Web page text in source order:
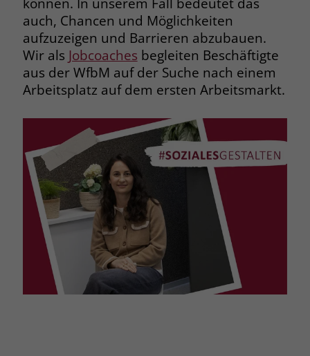
auch, Chancen und Möglichkeiten
aufzuzeigen und Barrieren abzubauen.
Wir als Jobcoaches begleiten Beschäftigte
aus der WfbM auf der Suche nach einem
Arbeitsplatz auf dem ersten Arbeitsmarkt.
welche Werbeanzeige geklickt wurde,
sodass erzielte Erfolge wie z.B.
Bestellungen oder Kontaktanfragen der
Anzeige zugewiesen werden können.
Name _gcl_dc
Google Ads
Laufzeit 90 Tage
Zweck
Dieses Cookie wird gesetzt, wenn ein
User über einen Klick auf eine Google
Werbeanzeige auf die Website gelangt.
Es enthält Informationen darüber,
welche Werbeanzeige geklickt wurde,
sodass erzielte Erfolge wie z.B.
Bestellungen oder Kontaktanfragen der
Anzeige zugewiesen werden können.